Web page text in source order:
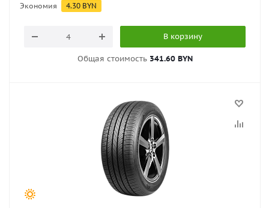
Экономия 4.30 BYN
В корзину
Общая стоимость 341.60 BYN